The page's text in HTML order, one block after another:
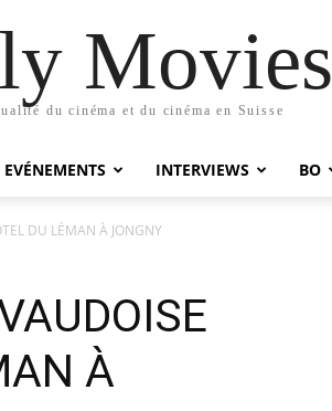
Movies
du cinéma et du cinéma en Suisse
EVÉNEMENTS INTERVIEWS BO
DU LÉMAN À JONGNY
À